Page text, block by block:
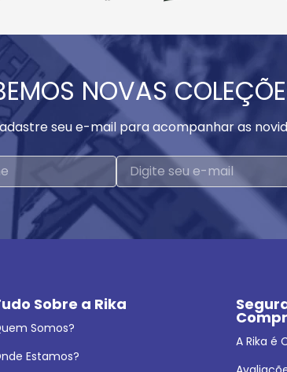
NOVAS
seu e-mail para acompanhar as
Sobre a Rika
Somos?
Estamos?
A Rika é